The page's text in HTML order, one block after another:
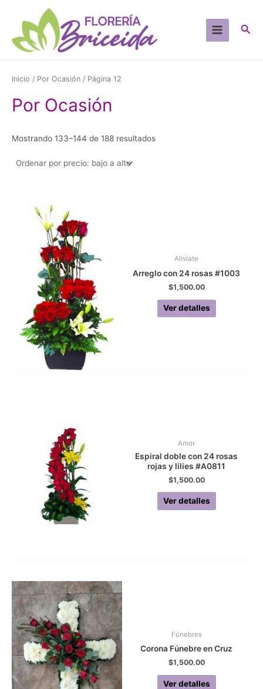
contenido
Main
Inicio / Por Ocasión / Página 12
Por Ocasión
Mostrando 133–144 de 188 resultadosSorted
Aliviate
Arreglo con 24 rosas #1003
$1,500.00
Ver detalles
Amor
Espiral doble con 24 rosas
rojas y lilies #A0811
$1,500.00
Ver detalles
Fúnebres
Corona Fúnebre en Cruz
$1,500.00
Ver detalles